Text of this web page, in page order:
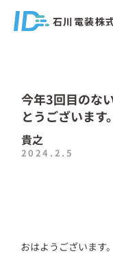
石川電装株
今年3回目のな
とうございます。
貴之
2024.2.5
おはようございます。